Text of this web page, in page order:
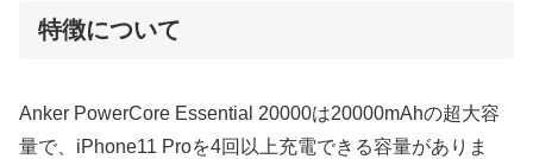
特徴について
Anker PowerCore Essential 20000は20000mAhの超大容
量で、iPhone11 Proを4回以上充電できる容量がありま